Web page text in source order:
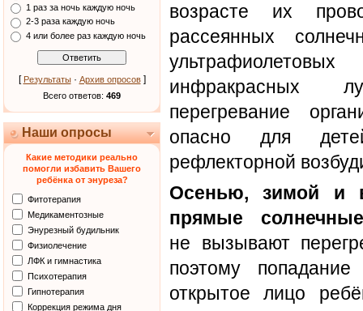
1 раз за ночь каждую ночь
2-3 раза каждую ночь
4 или более раз каждую ночь
[ Результаты· Архив опросов]
Всего ответов: 469
Наши опросы
Какие методики реально
помогли избавить Вашего
ребёнка от энуреза?
Фитотерапия
Медикаментозные
Энурезный будильник
Физиолечение
ЛФК и гимнастика
Психотерапия
Гипнотерапия
Коррекция режима дня
возрасте их
рассеянных
инфракрасных
перегревание
опасно для
рефлекторной
Осенью, зимой и
прямые
не вызывают
поэтому
открытое лицо